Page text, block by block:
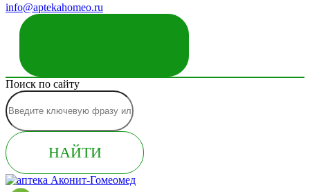
info@aptekahomeo.ru
Поиск по сайту
НАЙТИ